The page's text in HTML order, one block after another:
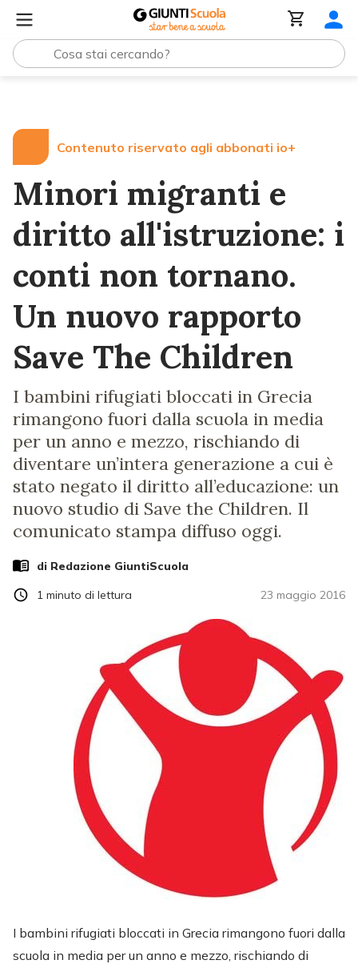
Contenuto riservato agli abbonati io+
Minori migranti e
diritto all'istruzione: i
conti non tornano.
Un nuovo rapporto
Save The Children
I bambini rifugiati bloccati in Grecia
rimangono fuori dalla scuola in media
per un anno e mezzo, rischiando di
diventare un’intera generazione a cui è
stato negato il diritto all’educazione: un
nuovo studio di Save the Children. Il
comunicato stampa diffuso oggi.
di Redazione GiuntiScuola
23 maggio 2016
1 minuto di lettura
I bambini rifugiati bloccati in Grecia rimangono fuori dalla
scuola in media per un anno e mezzo, rischiando di